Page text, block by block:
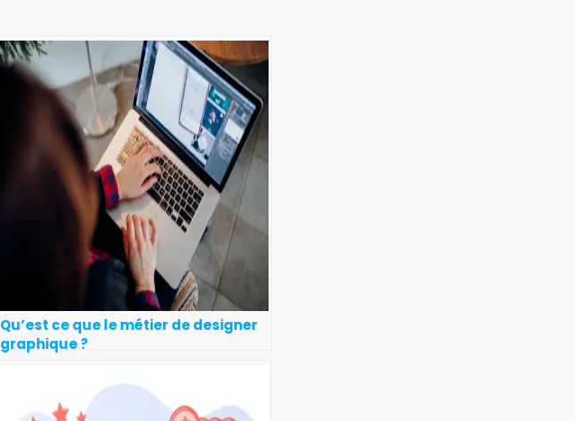
Qu’est ce que le métier de designer
graphique ?